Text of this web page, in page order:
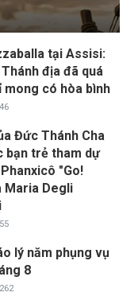
tại Assisi:
địa đã quá
mong có hòa bình
Đức Thánh Cha
bạn trẻ tham dự
"Go!
Maria Degli
lý năm phụng vụ
8